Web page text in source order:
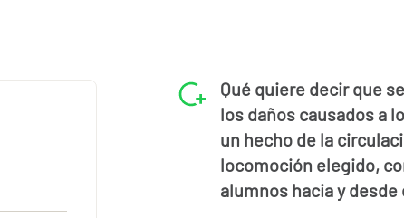
Qué quiere decir que
los daños causados a
un hecho de la
locomoción elegido,
alumnos hacia y